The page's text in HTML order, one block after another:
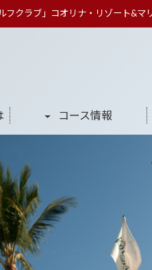
クラブ」コオリナ・リゾート&マ
コース情報